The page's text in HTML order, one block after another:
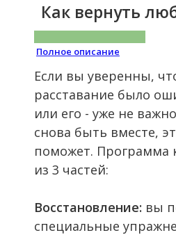
Как вернуть
Полное описание
Если вы уверенны,
расставание было
или его - уже не
снова быть вместе,
поможет. Программа
из 3 частей:
Восстановление: вы
специальные